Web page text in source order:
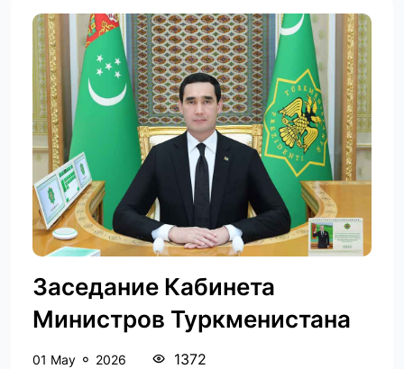
Заседание Кабинета
Министров Туркменистана
01 May 2026 1372